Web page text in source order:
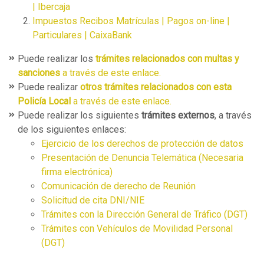
| Ibercaja
Impuestos Recibos Matrículas | Pagos on-line |
Particulares | CaixaBank
Puede realizar los trámites relacionados con multas y
sanciones a través de este enlace.
Puede realizar otros trámites relacionados con esta
Policía Local a través de este enlace.
Puede realizar los siguientes trámites externos, a través
de los siguientes enlaces:
Ejercicio de los derechos de protección de datos
Presentación de Denuncia Telemática (Necesaria
firma electrónica)
Comunicación de derecho de Reunión
Solicitud de cita DNI/NIE
Trámites con la Dirección General de Tráfico (DGT)
Trámites con Vehículos de Movilidad Personal
(DGT)